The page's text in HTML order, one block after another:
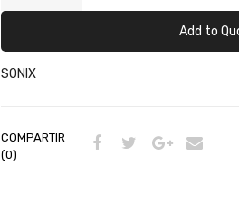
Add to
SONIX
COMPARTIR
(0)